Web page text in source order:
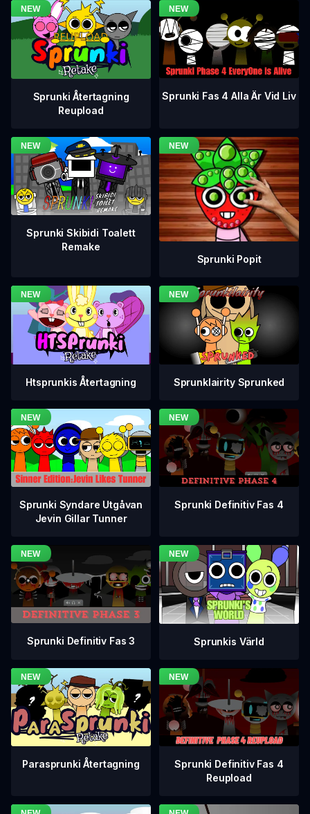
Sprunki Återtagning
Reupload
Sprunki Fas 4 Alla Är Vid Liv
Sprunki Skibidi Toalett
Remake
Sprunki Popit
Htsprunkis Återtagning Sprunklairity Sprunked
Sprunki Syndare Utgåvan
Jevin Gillar Tunner
Sprunki Definitiv Fas 4
Sprunki Definitiv Fas 3 Sprunkis Värld
Parasprunki Återtagning
Sprunki Definitiv Fas 4
Reupload